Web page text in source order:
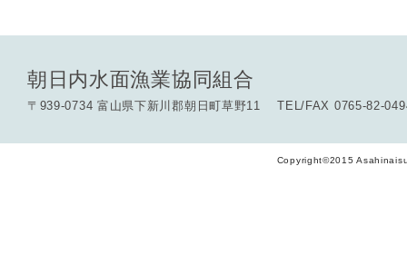
朝日内水面漁業協同組合
〒939-0734 富山県下新川郡朝日町草野11 TEL/FAX 0765-82-
Copyright©2015